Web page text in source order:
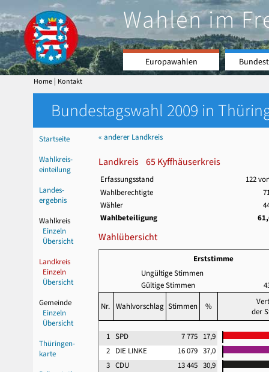
Wahlen im
Europawahlen
Home | Kontakt
Bundestagswahl 2009 in
Startseite
Wahlkreis-
einteilung
Landes-
ergebnis
Wahlkreis
Einzeln
Übersicht
Landkreis
Einzeln
Übersicht
Gemeinde
Einzeln
Übersicht
Thüringen-
karte
« anderer Landkreis
Landkreis 65 Kyffhäuserkreis
Erfassungsstand
122
Wahlberechtigte
Wähler
Wahlbeteiligung
Wahlübersicht
Erststimme
Ungültige Stimmen
Gültige Stimmen
Nr. Wahlvorschlag Stimmen %
der
1 SPD 7 775 17,9
2 DIE LINKE 16 079 37,0
3 CDU 13 445 30,9